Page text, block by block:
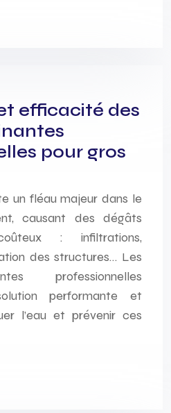
efficacité des
pour gros
un fléau majeur dans le
causant des dégâts
: infiltrations,
des structures… Les
professionnelles
performante et
l’eau et prévenir ces